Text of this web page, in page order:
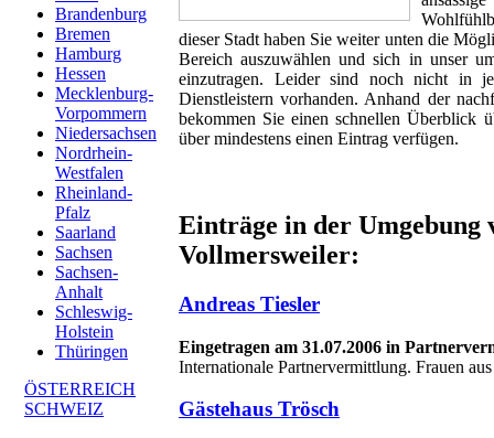
Brandenburg
Bremen
Hamburg
Hessen
Mecklenburg-
Vorpommern
Niedersachsen
Nordrhein-
Westfalen
Rheinland-
Pfalz
Saarland
Sachsen
Sachsen-
Anhalt
Schleswig-
Holstein
Thüringen
ÖSTERREICH
SCHWEIZ
dieser Stadt haben Sie weiter unten die
Bereich auszuwählen und sich in unser
einzutragen. Leider sind noch nicht in
Dienstleistern vorhanden. Anhand der
bekommen Sie einen schnellen Überblick
über mindestens einen Eintrag verfügen.
Einträge in der Umgebung
Vollmersweiler:
Andreas Tiesler
Eingetragen am 31.07.2006 in
Internationale Partnervermittlung. Frauen
Gästehaus Trösch